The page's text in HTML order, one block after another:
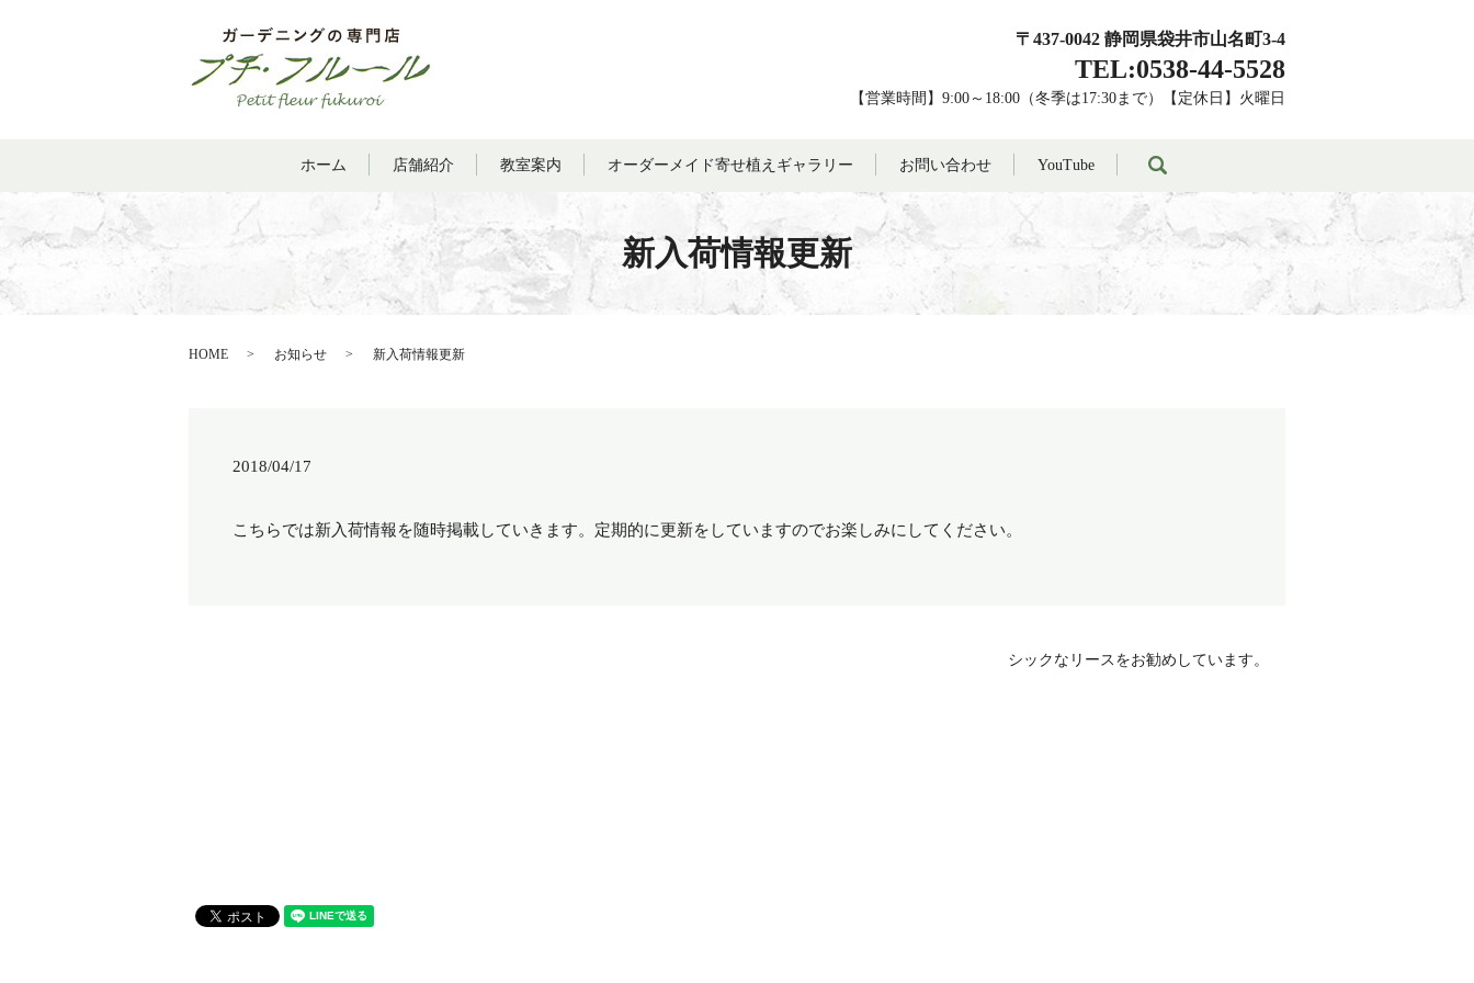
〒437-0042 静岡県袋井市山名町3-4
TEL:0538-44-5528
【営業時間】9:00～18:00（冬季は17:30まで）【定休日】火曜日
ホーム 店舗紹介 教室案内 オーダーメイド寄せ植えギャラリー お問い合わせ YouTube
新入荷情報更新
HOME お知らせ 新入荷情報更新
2018/04/17
こちらでは新入荷情報を随時掲載していきます。定期的に更新をしていますのでお楽しみにしてください。
シックなリースをお勧めしています。